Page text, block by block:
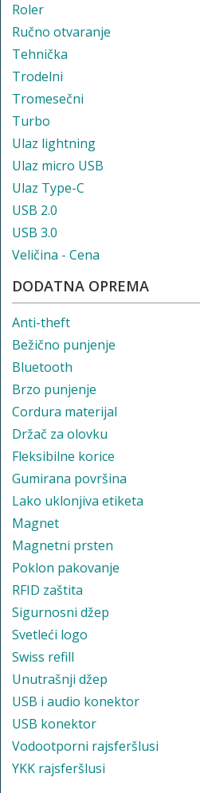
Roler
Ručno otvaranje
Tehnička
Trodelni
Tromesečni
Turbo
Ulaz lightning
Ulaz micro USB
Ulaz Type-C
USB 2.0
USB 3.0
Veličina - Cena
DODATNA OPREMA
Anti-theft
Bežično punjenje
Bluetooth
Brzo punjenje
Cordura materijal
Držač za olovku
Fleksibilne korice
Gumirana površina
Lako uklonjiva etiketa
Magnet
Magnetni prsten
Poklon pakovanje
RFID zaštita
Sigurnosni džep
Svetleći logo
Swiss refill
Unutrašnji džep
USB i audio konektor
USB konektor
Vodootporni rajsferšlusi
YKK rajsferšlusi